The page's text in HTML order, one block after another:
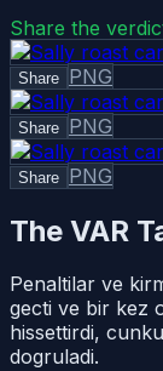
Share the
Share PNG
Share PNG
Share PNG
The VAR
Penaltilar ve
gecti ve bir kez
hissettirdi,
dogruladi.